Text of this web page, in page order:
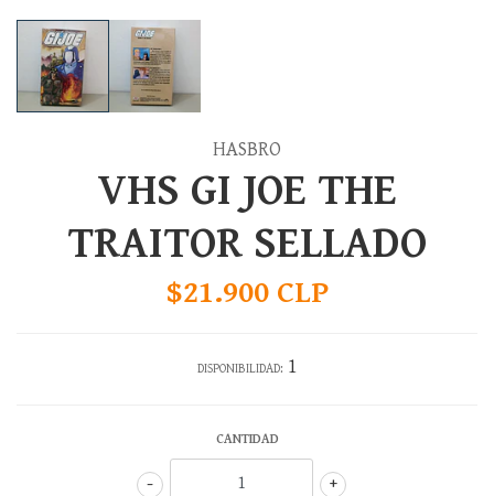
HASBRO
VHS GI JOE THE
TRAITOR SELLADO
$21.900 CLP
DISPONIBILIDAD: 1
CANTIDAD
+
-